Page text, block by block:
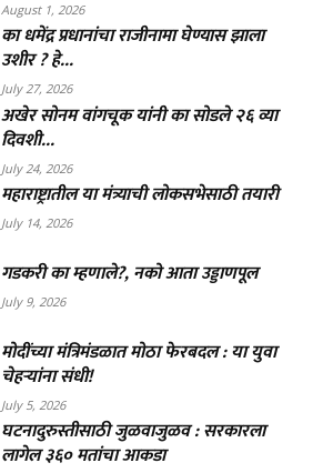
August 1, 2026
का धमेंद्र प्रधानांचा राजीनामा घेण्यास झाला
उशीर ? हे...
July 27, 2026
अखेर सोनम वांगचूक यांनी का सोडले २६ व्या
दिवशी...
July 24, 2026
महाराष्ट्रातील या मंत्र्याची लोकसभेसाठी तयारी
July 14, 2026
गडकरी का म्हणाले?, नको आता उड्डाणपूल
July 9, 2026
मोदींच्या मंत्रिमंडळात मोठा फेरबदल : या युवा
चेहऱ्यांना संधी!
July 5, 2026
घटनादुरुस्तीसाठी जुळवाजुळव : सरकारला
लागेल ३६० मतांचा आकडा